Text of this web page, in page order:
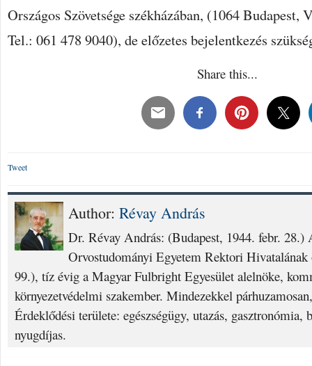
Országos Szövetsége székházában, (1064
Tel.: 061 478 9040), de előzetes bejelentkezés
Share this...
Tweet
Author: Révay András
Dr. Révay András: (Budapest, 1944. febr. 28.)
Orvostudományi Egyetem Rektori Hivatalának
99.), tíz évig a Magyar Fulbright Egyesület alelnöke,
környezetvédelmi szakember. Mindezekkel
Érdeklődési területe: egészségügy, utazás,
nyugdíjas.